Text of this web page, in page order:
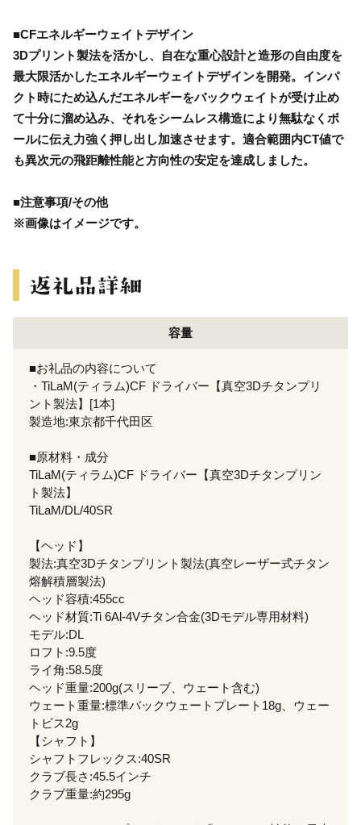
■CFエネルギーウェイトデザイン
3Dプリント製法を活かし、自在な重心設計と造形の自由度を
最大限活かしたエネルギーウェイトデザインを開発。インパ
クト時にため込んだエネルギーをバックウェイトが受け止め
て十分に溜め込み、それをシームレス構造により無駄なくボ
ールに伝え力強く押し出し加速させます。適合範囲内CT値で
も異次元の飛距離性能と方向性の安定を達成しました。
■注意事項/その他
※画像はイメージです。
容量
■お礼品の内容について
・TiLaM(ティラム)CF ドライバー【真空3Dチタンプリ
ント製法】[1本]
製造地:東京都千代田区
■原材料・成分
TiLaM(ティラム)CF ドライバー【真空3Dチタンプリン
ト製法】
TiLaM/DL/40SR
【ヘッド】
製法:真空3Dチタンプリント製法(真空レーザー式チタン
熔解積層製法)
ヘッド容積:455cc
ヘッド材質:Ti 6Al-4Vチタン合金(3Dモデル専用材料)
モデル:DL
ロフト:9.5度
ライ角:58.5度
ヘッド重量:200g(スリーブ、ウェート含む)
ウェート重量:標準バックウェートプレート18g、ウェー
トビス2g
【シャフト】
シャフトフレックス:40SR
クラブ長さ:45.5インチ
クラブ重量:約295g